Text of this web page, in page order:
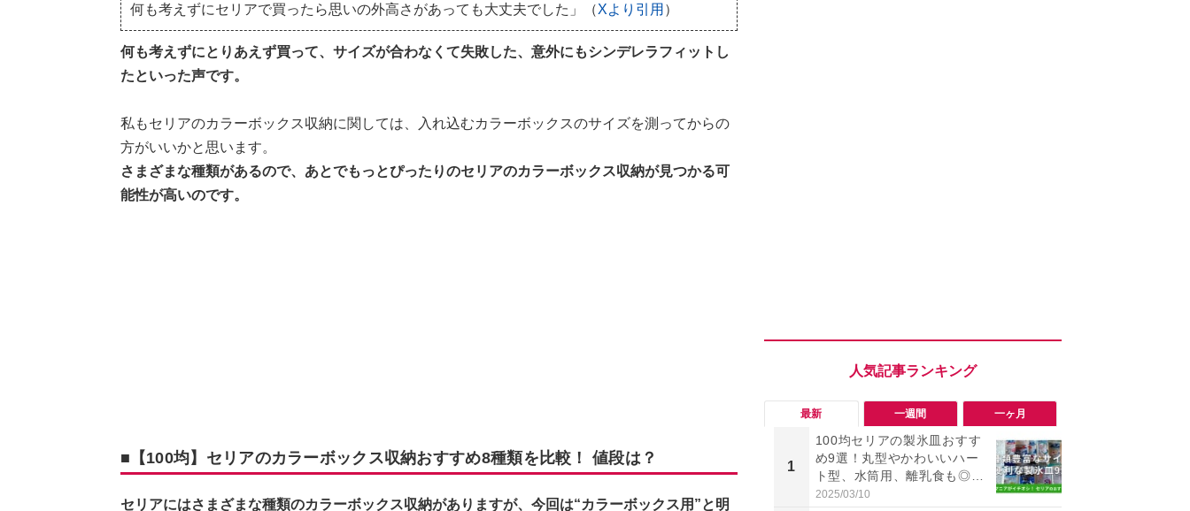
何も考えずにセリアで買ったら思いの外高さがあっても大丈夫でした」（Xより引用 ）
何も考えずにとりあえず買って、サイズが合わなくて失敗した、意外にもシンデレラフィットし
たといった声です。
私もセリアのカラーボックス収納に関しては、入れ込むカラーボックスのサイズを測ってからの
方がいいかと思います。
さまざまな種類があるので、あとでもっとぴったりのセリアのカラーボックス収納が見つかる可
能性が高いのです。
■【100均】セリアのカラーボックス収納おすすめ8種類を比較！ 値段は？
セリアにはさまざまな種類のカラーボックス収納がありますが、今回は“カラーボックス用”と明
最新 一週間 一ヶ月
1
100均セリアの製氷皿おすす
め9選！丸型やかわいいハー
ト型、水筒用、離乳食も◎売
り場はどこ？シリコン製はあ
2025/03/10